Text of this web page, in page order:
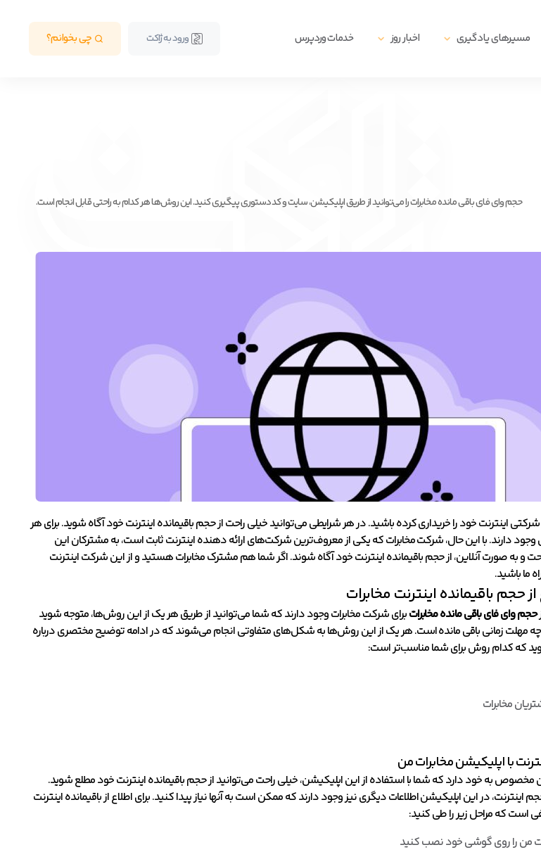
مسیرهای یادگیری اخبار روز خدمات وردپرس ورود به ژاکت چی بخوانم؟
حجم وای فای باقی مانده مخابرات را می‌توانید از طریق اپلیکیشن، سایت و کد دستوری پیگیری کنید. این روش‌ها هر کدام به راحتی قابل انجام است.
اینترنت خود را خریداری کرده باشید. در هر شرایطی می‌توانید خیلی راحت از حجم باقیمانده اینترنت خود آگاه شوید. برای هر
دارند. با این حال، شرکت مخابرات که یکی از معروف‌ترین شرکت‌های ارائه دهنده اینترنت ثابت است، به مشترکان این
و به صورت آنلاین، از حجم باقیمانده اینترنت خود آگاه شوند. اگر شما هم مشترک مخابرات هستید و از این شرکت اینترنت
ما باشید.
حجم باقیمانده اینترنت مخابرات
حجم وای فای باقی مانده مخابراتبرای شرکت مخابرات وجود دارند که شما می‌توانید از طریق هر یک از این روش‌ها، متوجه شوید
چه مهلت زمانی باقی مانده است. هر یک از این روش‌ها به شکل‌های متفاوتی انجام می‌شوند که در ادامه توضیح مختصری درباره
که کدام روش برای شما مناسب‌تر است:
مخابرات
به خود دارد که شما با استفاده از این اپلیکیشن، خیلی راحت می‌توانید از حجم باقیمانده اینترنت خود مطلع شوید.
در این اپلیکیشن اطلاعات دیگری نیز وجود دارند که ممکن است به آنها نیاز پیدا کنید. برای اطلاع از باقیمانده اینترنت
است که مراحل زیر را طی کنید:
من را روی گوشی خود نصب کنید